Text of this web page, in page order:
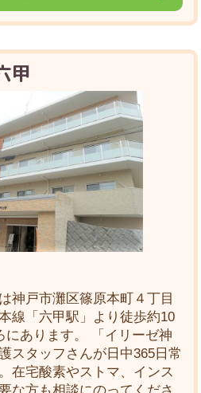
甲
神戸市灘区篠原本町４丁目
線「六甲駅」より徒歩約10
にあります。 「イリーゼ神
スタッフさんが日中365日常
在宅酸素やストマ、インス